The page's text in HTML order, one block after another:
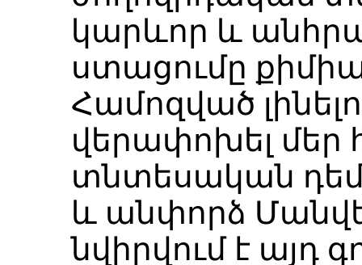
կարևոր և
ստացումը
Համոզված
վերափոխել
տնտեսական
և անփորձ
նվիրվում է այդ